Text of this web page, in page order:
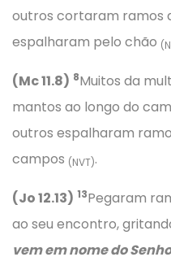
outros cortaram ramos
espalharam pelo chão
(Mc 11.8) 8Muitos da
mantos ao longo do
outros espalharam
campos (NVT).
(Jo 12.13) 13Pegaram
ao seu encontro,
vem em nome do